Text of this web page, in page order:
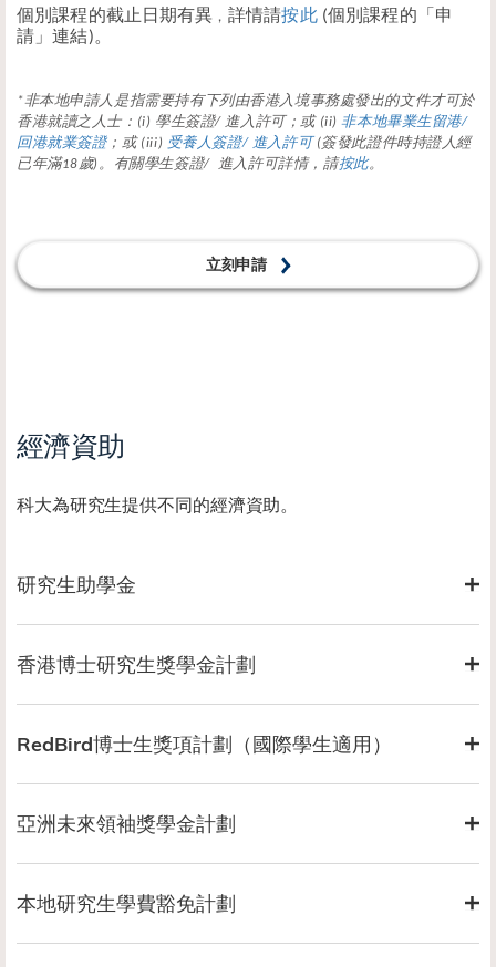
個別課程的截止日期有異 ，詳情請按此(個別課程的「申
請」連結)。
*非本地申請人是指需要持有下列由香港入境事務處發出的文件才可於
香港就讀之人士：(i) 學生簽證/ 進入許可；或 (ii)非本地畢業生留港/
回港就業簽證；或 (iii) 受養人簽證/ 進入許可 (簽發此證件時持證人經
已年滿18歲)。有關學生簽證/ 進入許可詳情，請按此。
立刻申請
經濟資助
科大為研究生提供不同的經濟資助。
研究生助學金
香港博士研究生獎學金計劃
RedBird博士生獎項計劃（國際學生適用）
亞洲未來領袖獎學金計劃
本地研究生學費豁免計劃